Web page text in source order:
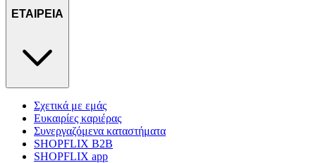
ΕΤΑΙΡΕΙΑ
Σχετικά με εμάς
Ευκαιρίες καριέρας
Συνεργαζόμενα καταστήματα
SHOPFLIX B2B
SHOPFLIX app